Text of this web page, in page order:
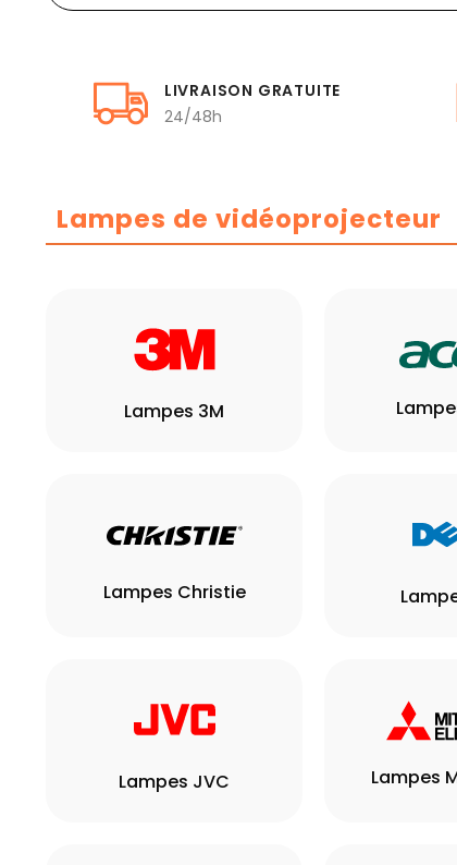
LIVRAISON GRATUITE
24/48h
Lampes de vidéoprojecteur
Lampes 3M
Lampes Christie
Lampes JVC Lampes